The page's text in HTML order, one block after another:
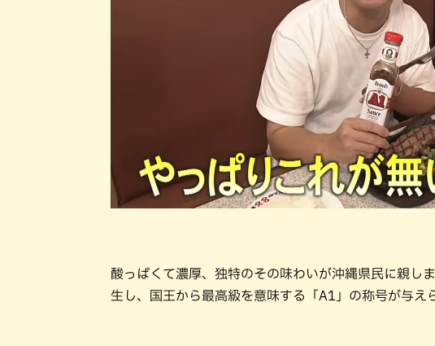
酸っぱくて濃厚、独特のその味わいが沖縄県民に親し
生し、国王から最高級を意味する「A1」の称号が与え